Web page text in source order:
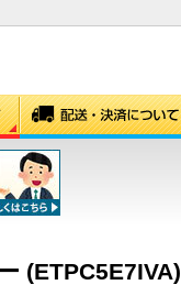
(ETPC5E7IVA)